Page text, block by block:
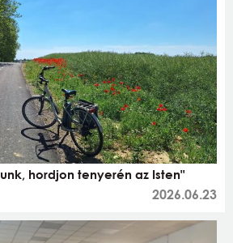
hordjon tenyerén az Isten"
2026.06.23